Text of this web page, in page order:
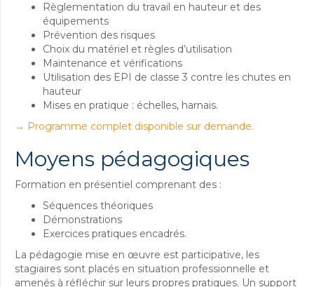
Règlementation du travail en hauteur et des
équipements
Prévention des risques
Choix du matériel et règles d’utilisation
Maintenance et vérifications
Utilisation des EPI de classe 3 contre les chutes en
hauteur
Mises en pratique : échelles, harnais.
→ Programme complet disponible sur demande.
Moyens pédagogiques
Formation en présentiel comprenant des :
Séquences théoriques
Démonstrations
Exercices pratiques encadrés.
La pédagogie mise en œuvre est participative, les
stagiaires sont placés en situation professionnelle et
amenés à réfléchir sur leurs propres pratiques. Un support